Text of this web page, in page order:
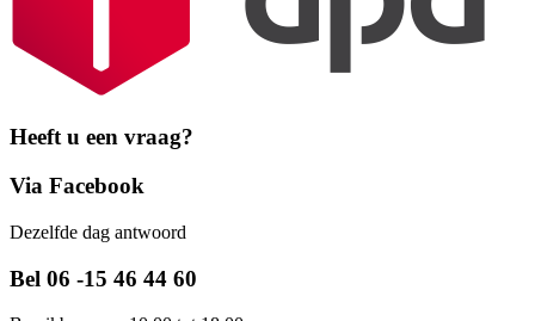
Heeft u een vraag?
Via Facebook
Dezelfde dag antwoord
Bel 06 -15 46 44 60